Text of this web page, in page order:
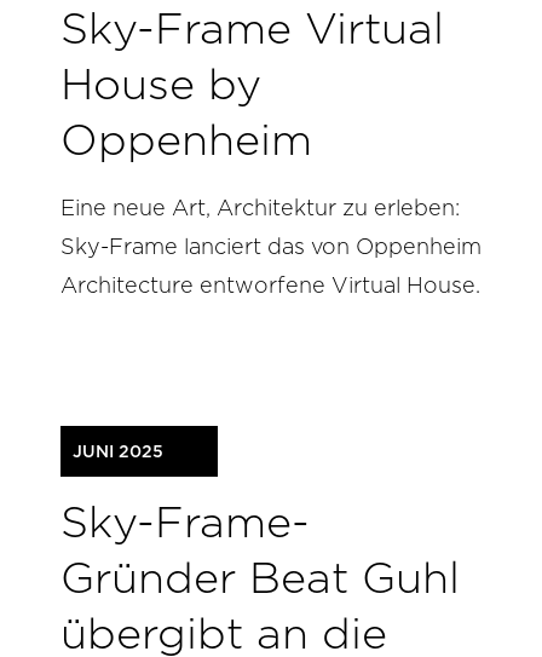
Sky-Frame Virtual
House by
Oppenheim
Eine neue Art, Architektur zu erleben:
Sky-Frame lanciert das von Oppenheim
Architecture entworfene Virtual House.
JUNI 2025
Sky-Frame-
Gründer Beat Guhl
übergibt an die